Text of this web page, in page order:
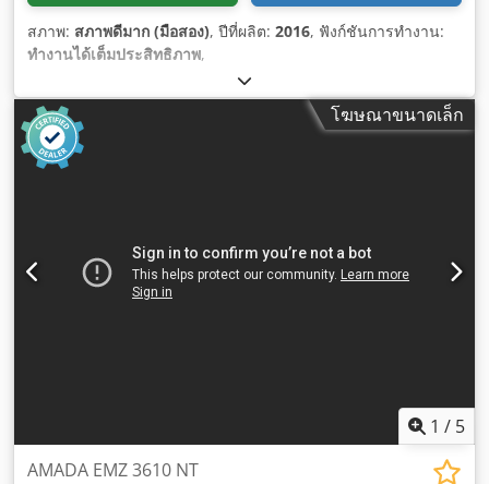
สภาพ: สภาพดีมาก (มือสอง), ปีที่ผลิต: 2016, ฟังก์ชันการทำงาน:
ทำงานได้เต็มประสิทธิภาพ,
โฆษณาขนาดเล็ก
1 / 5
AMADA EMZ 3610 NT